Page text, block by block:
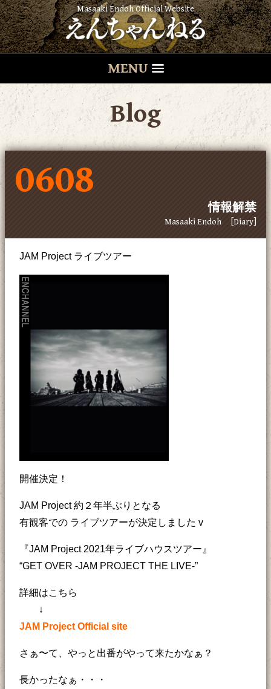
Masaaki Endoh Official Website
MENU
Blog
0608
情報解禁
Masaaki Endoh [Diary]
JAM Project ライブツアー
開催決定！
JAM Project 約２年半ぶりとなる
有観客での ライブツアーが決定しました v
『JAM Project 2021年ライブハウスツアー』
“GET OVER -JAM PROJECT THE LIVE-”
詳細はこちら
↓
JAM Project Official site
さぁ〜て、やっと出番がやって来たかなぁ？
長かったなぁ・・・